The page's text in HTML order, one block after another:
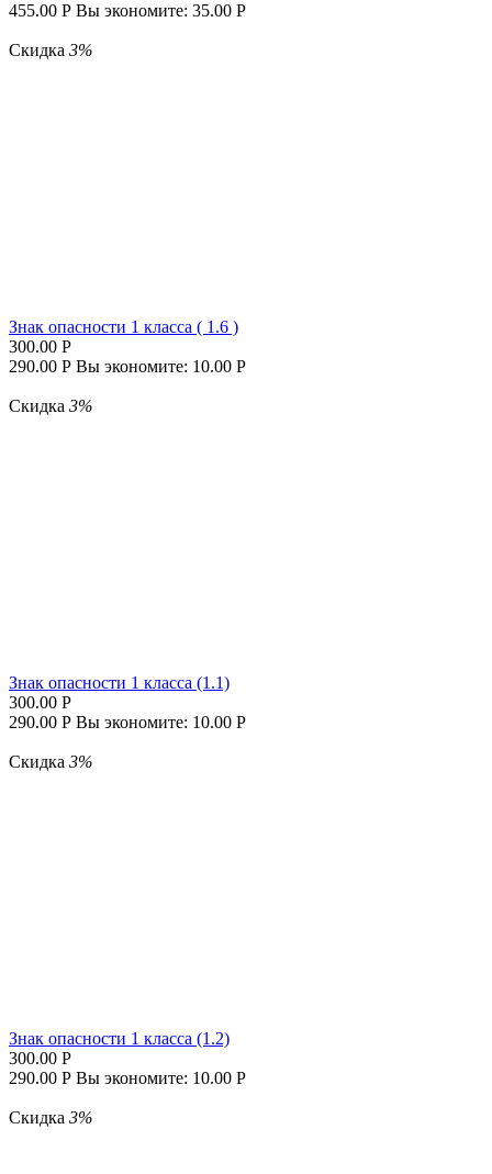
455.00 Р Вы экономите: 35.00 Р
Скидка 3%
Знак опасности 1 класса ( 1.6 )
300.00 Р
290.00 Р Вы экономите: 10.00 Р
Скидка 3%
Знак опасности 1 класса (1.1)
300.00 Р
290.00 Р Вы экономите: 10.00 Р
Скидка 3%
Знак опасности 1 класса (1.2)
300.00 Р
290.00 Р Вы экономите: 10.00 Р
Скидка 3%